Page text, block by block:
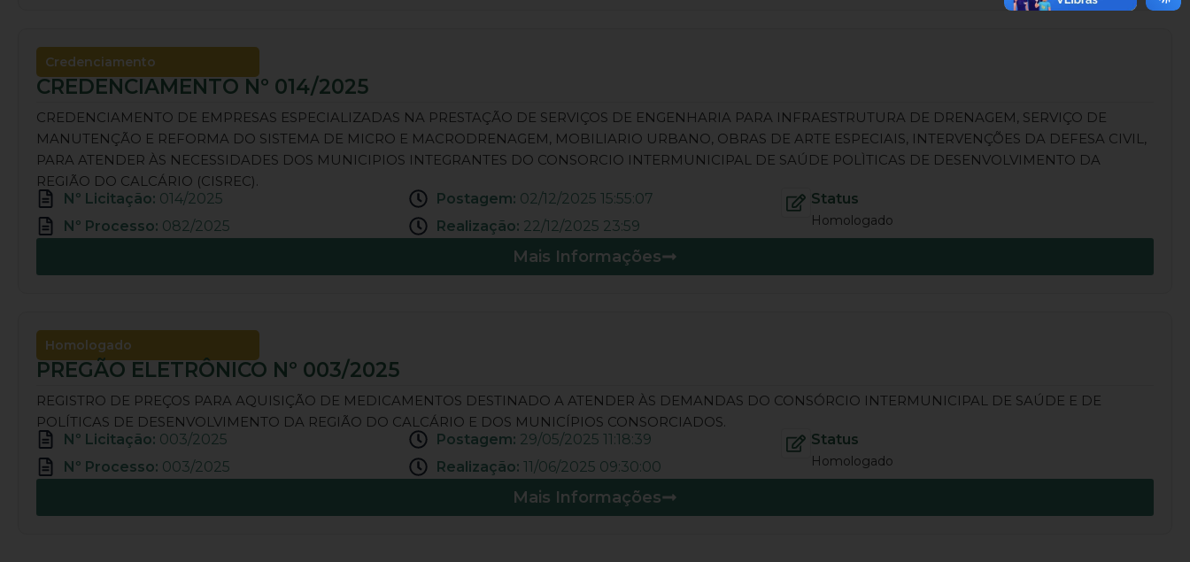
Credenciamento
CREDENCIAMENTO Nº 014/2025
CREDENCIAMENTO DE EMPRESAS ESPECIALIZADAS NA PRESTAÇÃO DE SERVIÇOS DE ENGENHARIA PARA INFRAESTRUTURA DE DRENAGEM, SERVIÇO DE
MANUTENÇÃO E REFORMA DO SISTEMA DE MICRO E MACRODRENAGEM, MOBILIARIO URBANO, OBRAS DE ARTE ESPECIAIS, INTERVENÇÕES DA DEFESA CIVIL,
PARA ATENDER ÀS NECESSIDADES DOS MUNICIPIOS INTEGRANTES DO CONSORCIO INTERMUNICIPAL DE SAÚDE POLÌTICAS DE DESENVOLVIMENTO DA
REGIÃO DO CALCÁRIO (CISREC).
Nº Licitação: 014/2025
Nº Processo: 082/2025
Postagem: 02/12/2025 15:55:07
Realização: 22/12/2025 23:59
Status
Homologado
Mais Informações
Homologado
PREGÃO ELETRÔNICO Nº 003/2025
REGISTRO DE PREÇOS PARA AQUISIÇÃO DE MEDICAMENTOS DESTINADO A ATENDER ÀS DEMANDAS DO CONSÓRCIO INTERMUNICIPAL DE SAÚDE E DE
POLÍTICAS DE DESENVOLVIMENTO DA REGIÃO DO CALCÁRIO E DOS MUNICÍPIOS CONSORCIADOS.
Nº Licitação: 003/2025
Nº Processo: 003/2025
Postagem: 29/05/2025 11:18:39
Realização: 11/06/2025 09:30:00
Status
Homologado
Mais Informações